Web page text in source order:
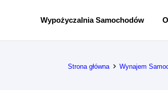
Wypożyczalnia Samochodów
Strona główna Wynajem